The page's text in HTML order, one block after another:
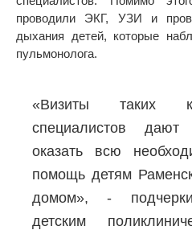
проводили ЭКГ, УЗИ и
дыхания детей, которые
пульмонолога.
«Визиты таких
специалистов
оказать всю
помощь детям
домом», -
детским